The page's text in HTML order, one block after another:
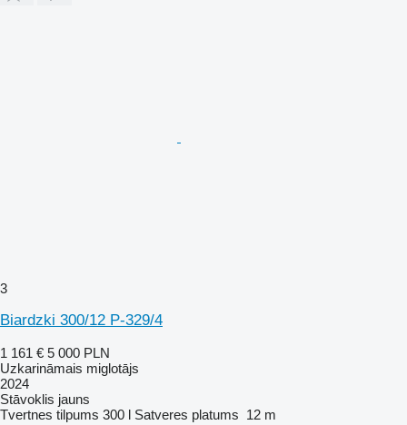
3
Biardzki 300/12 P-329/4
1 161 € 5 000 PLN
Uzkarināmais miglotājs
2024
Stāvoklis jauns
Tvertnes tilpums 300 l Satveres platums 12 m